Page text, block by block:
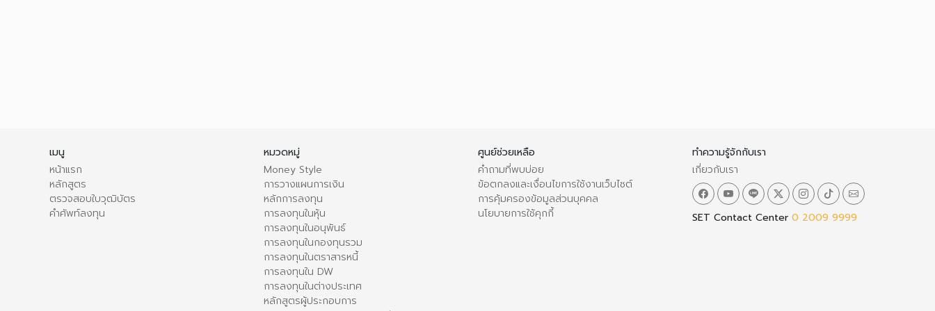
เมนู
หน้าแรก
หลักสูตร
ตรวจสอบใบวุฒิบัตร
คำศัพท์ลงทุน
หมวดหมู่
Money Style
การวางแผนการเงิน
หลักการลงทุน
การลงทุนในหุ้น
การลงทุนในอนุพันธ์
การลงทุนในกองทุนรวม
การลงทุนในตราสารหนี้
การลงทุนใน DW
การลงทุนในต่างประเทศ
หลักสูตรผู้ประกอบการ
ศูนย์ช่วยเหลือ
คำถามที่พบบ่อย
ข้อตกลงและเงื่อนไขการใช้งานเว็บไซต์
การคุ้มครองข้อมูลส่วนบุคคล
นโยบายการใช้คุกกี้
ทำความรู้จักกับเรา
เกี่ยวกับเรา
SET Contact Center 0 2009 9999